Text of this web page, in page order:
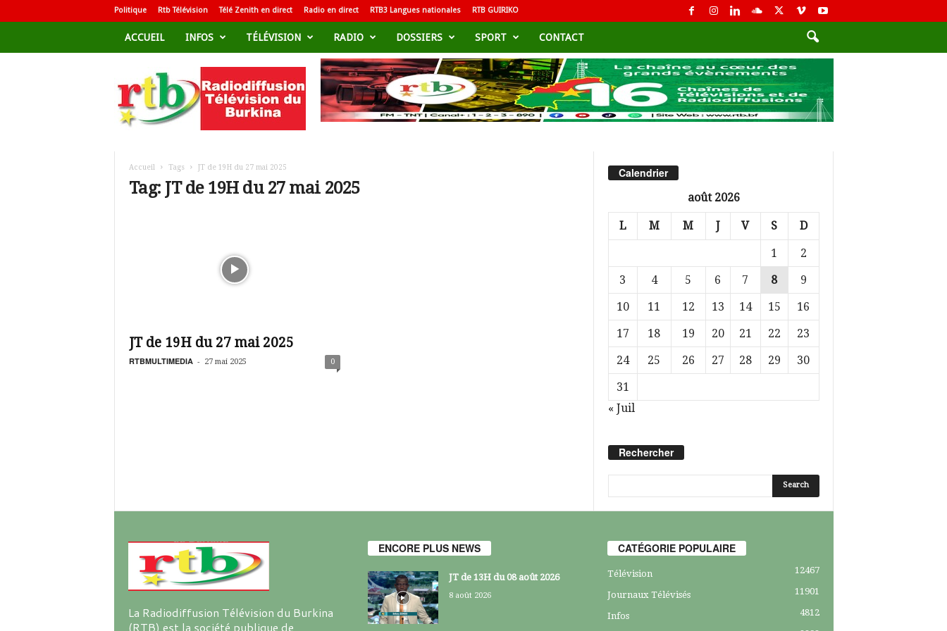
Politique Rtb Télévision Télé Zenith en direct Radio en direct RTB3 Langues nationales RTB GUIRIKO
ACCUEIL INFOS TÉLÉVISION RADIO DOSSIERS SPORT CONTACT
d
i
i
Accueil Tags JT de 19H du 27 mai 2025
Tag: JT de 19H du 27 mai 2025
JT de 19H du 27 mai 2025
RTBMULTIMEDIA - 27 mai 2025 0
Calendrier
août 2026
L M M J V S D
1
2
3
4 5 6 7 8
9
10
11 12 13 14 15
16
17
18 19 20 21 22
23
24
25 26 27 28 29
30
31
« Juil
Rechercher
La Radiodiffusion Télévision du Burkina
(RTB) est la société publique de
ENCORE PLUS NEWS
JT de 13H du 08 août 2026
8 août 2026
CATÉGORIE POPULAIRE
Télévision 12467
Journaux Télévisés 11901
Infos
4812